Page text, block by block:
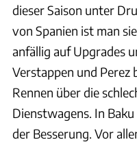
dieser Saison unter
von Spanien ist man
anfällig auf Upgrades
Verstappen und Perez
Rennen über die
Dienstwagens. In
der Besserung. Vor